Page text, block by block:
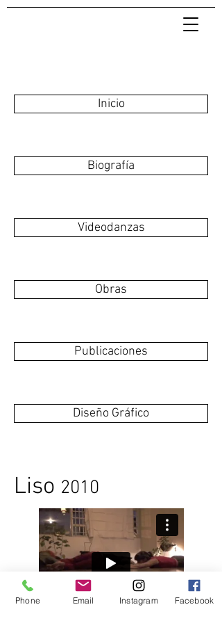
Inicio
Biografía
Videodanzas
Obras
Publicaciones
Diseño Gráfico
Liso 2010
Phone Email Instagram Facebook